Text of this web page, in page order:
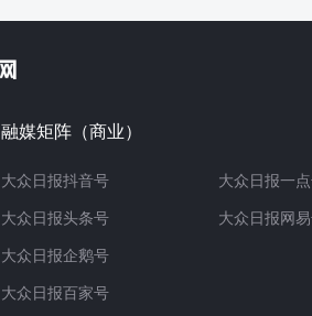
融媒矩阵（商业）
大众日报抖音号
大众日报头条号
大众日报企鹅号
大众日报百家号
大众日报一
大众日报网